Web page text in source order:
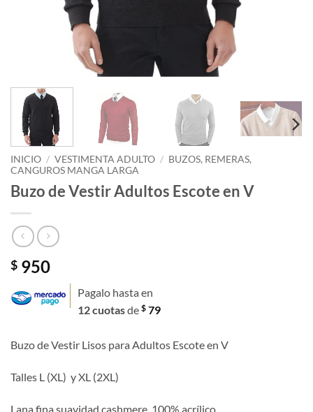
INICIO / VESTIMENTA ADULTO / BUZOS, REMERAS,
CANGUROS MANGA LARGA
Buzo de Vestir Adultos Escote en V
$ 950
Pagalo hasta en
12 cuotasde $ 79
Buzo de Vestir Lisos para Adultos Escote en V
Talles L (XL) y XL (2XL)
Lana fina suavidad cashmere, 100% acrílico